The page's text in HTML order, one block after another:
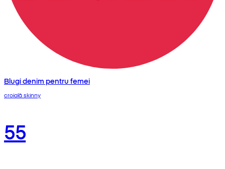
Blugi denim pentru femei
croială skinny
55